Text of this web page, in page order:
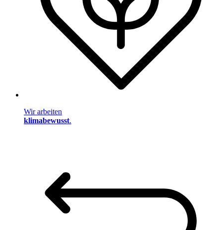
Wir arbeiten
klimabewusst.